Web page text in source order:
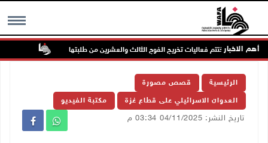
MENU أهم الاخبار
الأمريكية تختتم فعاليات تخريج الفوج الثالث والعشرين من طلبتها
الرئيسية قصص مصورة
العدوان الاسرائيلي على قطاع غزة مكتبة الفيديو
تاريخ النشر: 04/11/2025 03:34 م